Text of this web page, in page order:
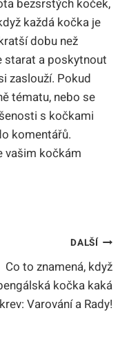
bezsrstých koček,
každá kočka je
dobu než
starat a poskytnout
zaslouží. Pokud
tématu, nebo se
s kočkami
komentářů.
vašim kočkám
DALŠÍ
Co to znamená, když
kočka kaká
krev: Varování a Rady!